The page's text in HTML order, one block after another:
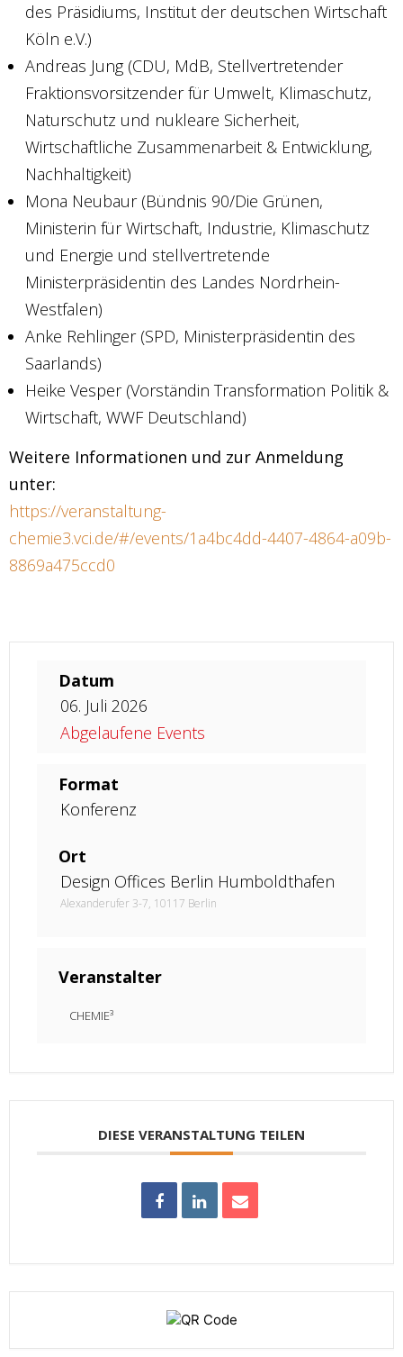
des Präsidiums, Institut der deutschen Wirtschaft
Köln e.V.)
Andreas Jung (CDU, MdB, Stellvertretender
Fraktionsvorsitzender für Umwelt, Klimaschutz,
Naturschutz und nukleare Sicherheit,
Wirtschaftliche Zusammenarbeit & Entwicklung,
Nachhaltigkeit)
Mona Neubaur (Bündnis 90/Die Grünen,
Ministerin für Wirtschaft, Industrie, Klimaschutz
und Energie und stellvertretende
Ministerpräsidentin des Landes Nordrhein-
Westfalen)
Anke Rehlinger (SPD, Ministerpräsidentin des
Saarlands)
Heike Vesper (Vorständin Transformation Politik &
Wirtschaft, WWF Deutschland)
Weitere Informationen und zur Anmeldung
unter:
https://veranstaltung-
chemie3.vci.de/#/events/1a4bc4dd-4407-4864-a09b-
8869a475ccd0
Datum
06. Juli 2026
Abgelaufene Events
Format
Konferenz
Ort
Design Offices Berlin Humboldthafen
Alexanderufer 3-7, 10117 Berlin
Veranstalter
CHEMIE³
DIESE VERANSTALTUNG TEILEN